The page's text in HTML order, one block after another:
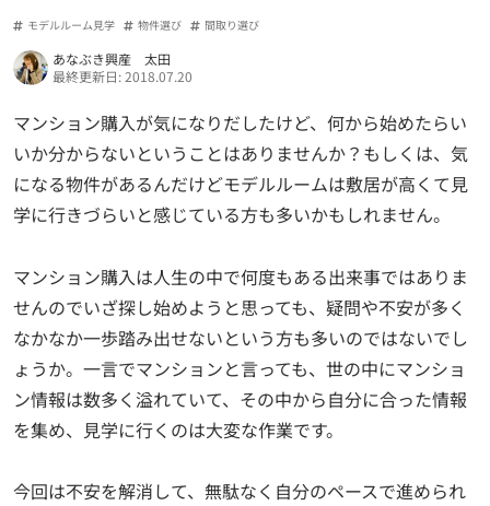
モデルルーム見学 物件選び 間取り選び
あなぶき興産 太田
最終更新日: 2018.07.20
マンション購入が気になりだしたけど、何から始めたらい
いか分からないということはありませんか？もしくは、気
になる物件があるんだけどモデルルームは敷居が高くて見
学に行きづらいと感じている方も多いかもしれません。
マンション購入は人生の中で何度もある出来事ではありま
せんのでいざ探し始めようと思っても、疑問や不安が多く
なかなか一歩踏み出せないという方も多いのではないでし
ょうか。一言でマンションと言っても、世の中にマンショ
ン情報は数多く溢れていて、その中から自分に合った情報
を集め、見学に行くのは大変な作業です。
今回は不安を解消して、無駄なく自分のペースで進められ